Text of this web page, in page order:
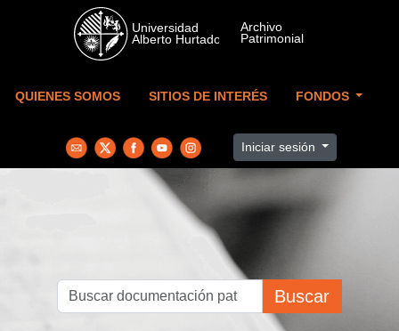
Skip to main content
QUIENES SOMOS SITIOS DE INTERÉS FONDOS
Iniciar sesión
Buscar